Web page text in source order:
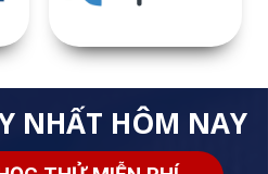
NHẤT HÔM NAY